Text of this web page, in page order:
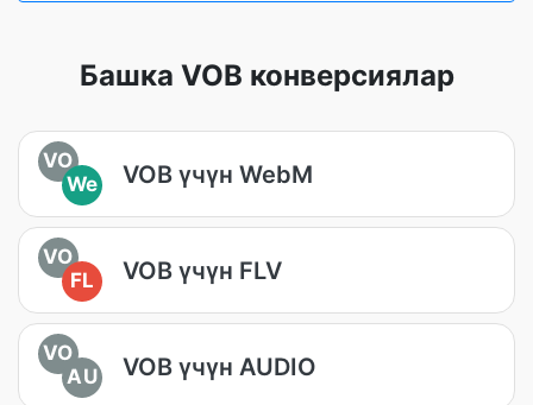
Башка VOB конверсиялар
VO
We
VOB үчүн WebM
VO
FL
VOB үчүн FLV
VO
AU
VOB үчүн AUDIO